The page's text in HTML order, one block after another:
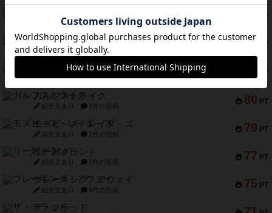
PT
紹介文なし 5件の投稿
94 PT
ファースト・イン・フライト
紹介文あり 3件の投稿
PT
ダイススローン
紹介文なし 1件の投稿
80 PT
ガルフストライク
紹介文あり 1件の投稿
79 PT
モズビ－ズ・レイダ－ズ
紹介文あり 1件の投稿
77 PT
リー対グラント
紹介文あり 1件の投稿
75 PT
ブレーキング・アウェイ
紹介文あり 4件の投稿
ザ・フラッド